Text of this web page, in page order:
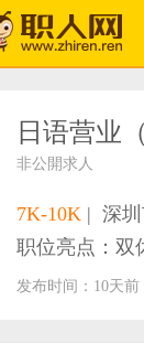
日语营业
非公開求人
7K-10K | 深
职位亮点：双
发布时间：10天前